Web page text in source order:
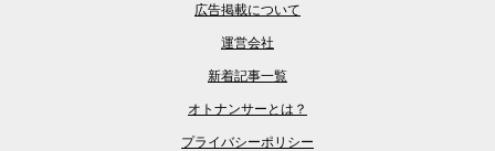
広告掲載について
運営会社
新着記事一覧
オトナンサーとは？
プライバシーポリシー